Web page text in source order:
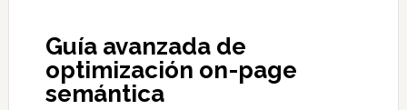
Guía avanzada de
optimización on-page
semántica